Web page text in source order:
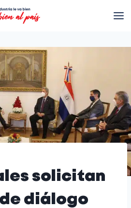
solicitan
diálogo